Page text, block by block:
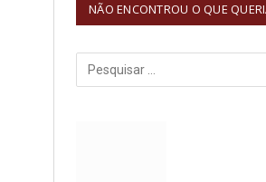
NÃO ENCONTROU O QUE